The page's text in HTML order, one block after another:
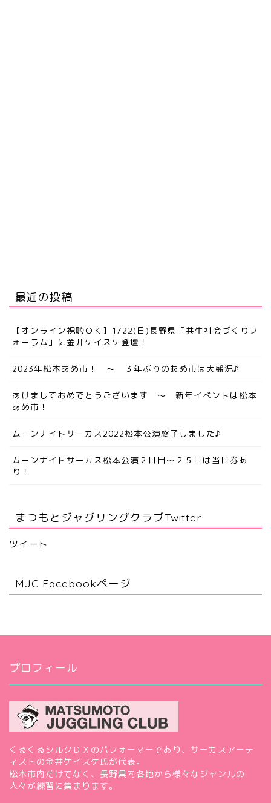
最近の投稿
【オンライン視聴ＯＫ】1/22(日)長野県「共生社会づくりフ
ォーラム」に金井ケイスケ登壇！
2023年松本あめ市！ ～ ３年ぶりのあめ市は大盛況♪
あけましておめでとうございます ～ 新年イベントは松本
あめ市！
ムーンナイトサーカス2022松本公演終了しました♪
ムーンナイトサーカス松本公演２日目～２５日は当日券あ
り！
まつもとジャグリングクラブTwitter
ツイート
MJC Facebookページ
プロフィール
くるくるシルクＤＸのパフォーマーであり、サーカスアーテ
ィストの金井ケイスケ氏が代表。
松本市内だけでなく、長野県内各地から様々なジャンルの
人々が練習に集まります。